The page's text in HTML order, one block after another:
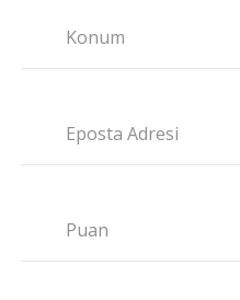
Konum
Eposta Adresi
Puan